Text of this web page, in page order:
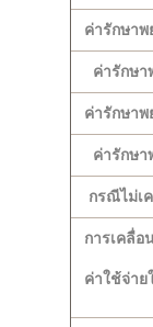
ค่ารักษาพ
ค่ารักษา
ค่ารักษาพ
ค่ารักษา
กรณีไม่เ
การเคลื่อ
ค่าใช้จ่าย